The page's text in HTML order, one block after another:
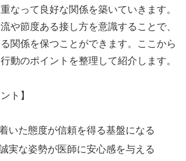
なって良好な関係を築いていきます。
や節度ある接し方を意識することで、
関係を保つことができます。ここから
動のポイントを整理して紹介します。
ト】
いた態度が信頼を得る基盤になる
実な姿勢が医師に安心感を与える